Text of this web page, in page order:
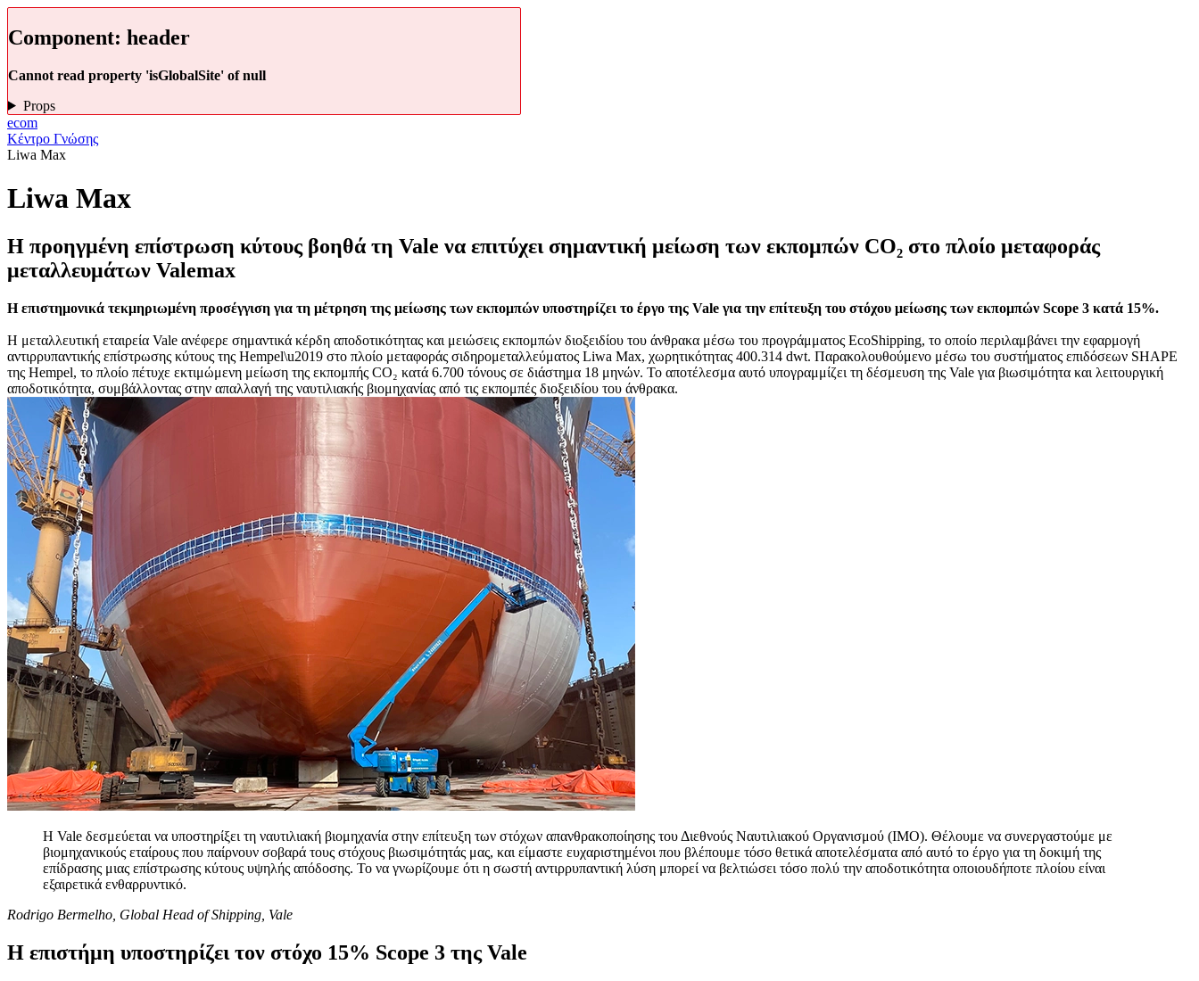
Component: header
Cannot read property 'isGlobalSite' of null
Props
ecom
Κέντρο Γνώσης
Liwa Max
Liwa Max
Η προηγμένη επίστρωση κύτους βοηθά τη Vale να επιτύχει σημαντική μείωση των εκπομπών CO₂ στο πλοίο μεταφοράς
μεταλλευμάτων Valemax
Η επιστημονικά τεκμηριωμένη προσέγγιση για τη μέτρηση της μείωσης των εκπομπών υποστηρίζει το έργο της Vale για την επίτευξη του στόχου μείωσης των εκπομπών Scope 3 κατά 15%.
Η μεταλλευτική εταιρεία Vale ανέφερε σημαντικά κέρδη αποδοτικότητας και μειώσεις εκπομπών διοξειδίου του άνθρακα μέσω του προγράμματος EcoShipping, το οποίο περιλαμβάνει την εφαρμογή
αντιρρυπαντικής επίστρωσης κύτους της Hempel\u2019 στο πλοίο μεταφοράς σιδηρομεταλλεύματος Liwa Max, χωρητικότητας 400.314 dwt. Παρακολουθούμενο μέσω του συστήματος επιδόσεων SHAPE
της Hempel, το πλοίο πέτυχε εκτιμώμενη μείωση της εκπομπής CO₂ κατά 6.700 τόνους σε διάστημα 18 μηνών. Το αποτέλεσμα αυτό υπογραμμίζει τη δέσμευση της Vale για βιωσιμότητα και λειτουργική
αποδοτικότητα, συμβάλλοντας στην απαλλαγή της ναυτιλιακής βιομηχανίας από τις εκπομπές διοξειδίου του άνθρακα.
Η Vale δεσμεύεται να υποστηρίξει τη ναυτιλιακή βιομηχανία στην επίτευξη των στόχων απανθρακοποίησης του Διεθνούς Ναυτιλιακού Οργανισμού (IMO). Θέλουμε να συνεργαστούμε με
βιομηχανικούς εταίρους που παίρνουν σοβαρά τους στόχους βιωσιμότητάς μας, και είμαστε ευχαριστημένοι που βλέπουμε τόσο θετικά αποτελέσματα από αυτό το έργο για τη δοκιμή της
επίδρασης μιας επίστρωσης κύτους υψηλής απόδοσης. Το να γνωρίζουμε ότι η σωστή αντιρρυπαντική λύση μπορεί να βελτιώσει τόσο πολύ την αποδοτικότητα οποιουδήποτε πλοίου είναι
εξαιρετικά ενθαρρυντικό.
Rodrigo Bermelho, Global Head of Shipping, Vale
Η επιστήμη υποστηρίζει τον στόχο 15% Scope 3 της Vale